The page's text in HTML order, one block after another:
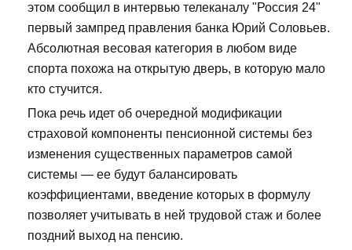
этом сообщил в интервью телеканалу "Россия 24"
первый зампред правления банка Юрий Соловьев.
Абсолютная весовая категория в любом виде
спорта похожа на открытую дверь, в которую мало
кто стучится.
Пока речь идет об очередной модификации
страховой компоненты пенсионной системы без
изменения существенных параметров самой
системы — ее будут балансировать
коэффициентами, введение которых в формулу
позволяет учитывать в ней трудовой стаж и более
поздний выход на пенсию.